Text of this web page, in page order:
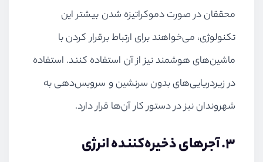
محققان در صورت دموکراتیزه شدن بیشتر این
تکنولوژی، می‌خواهند برای ارتباط برقرار کردن با
ماشین‌های هوشمند نیز از آن استفاده کنند. استفاده
در زیردریایی‌های بدون سرنشین و سرویس‌دهی به
شهروندان نیز در دستور کار آن‌ها قرار دارد.
3. آجرهای ذخیره‌کننده انرژی